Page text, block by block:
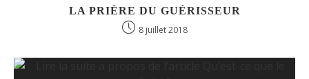
LA PRIÈRE DU GUÉRISSEUR
8 juillet 2018